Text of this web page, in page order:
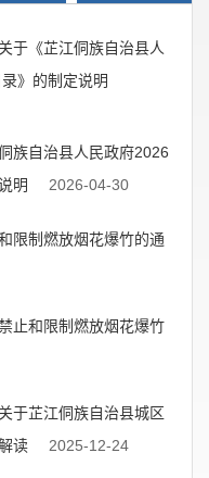
于《芷江侗族自治县人
》的制定说明
族自治县人民政府2026
明
2026-04-30
限制燃放烟花爆竹的通
止和限制燃放烟花爆竹
于芷江侗族自治县城区
读
2025-12-24